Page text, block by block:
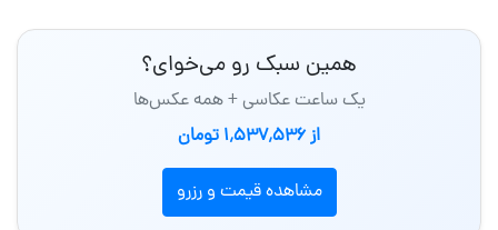
همین سبک رو می‌خوای؟
یک ساعت عکاسی + همه عکس‌ها
از 1٬537٬536 تومان
مشاهده قیمت و رزرو